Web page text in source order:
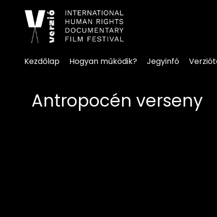
Kisegítő lehetőségek linkek
Kezdőlap Hogyan működik? Jegyinfó
Antropocén verseny